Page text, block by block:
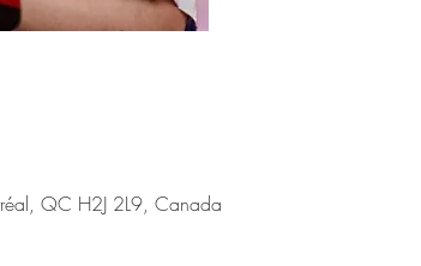
QC H2J 2L9, Canada